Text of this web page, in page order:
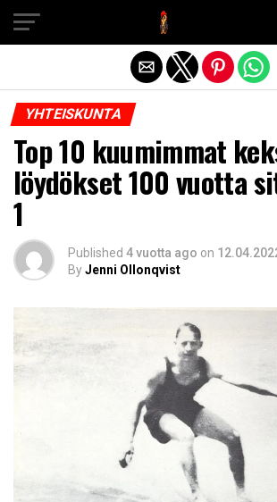
YHTEISKUNTA
Top 10 kuumimmat
löydökset 100 vuotta
1
Published 4 vuotta ago on
ByJenni Ollonqvist
Exit mobile version